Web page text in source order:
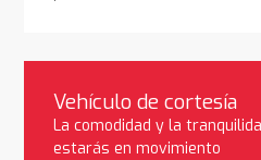
Vehículo de cortesía
La comodidad y la
estarás en movimiento